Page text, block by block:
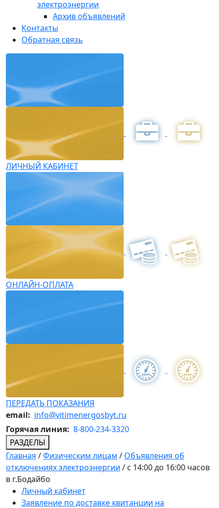
электроэнергии
Архив объявлений
Контакты
Обратная связь
ЛИЧНЫЙ КАБИНЕТ
ОНЛАЙН-ОПЛАТА
ПЕРЕДАТЬ ПОКАЗАНИЯ
email: info@vitimenergosbyt.ru
Горячая линия: 8-800-234-3320
РАЗДЕЛЫ
Главная /Физическим лицам / Объявления об
отключениях электроэнергии / с 14:00 до 16:00 часов
в г.Бодайбо
Личный кабинет
Заявление по доставке квитанции на